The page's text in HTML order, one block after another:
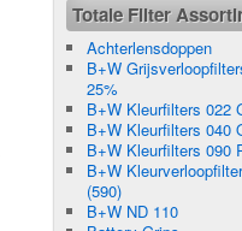
Totale Filter
Achterlensdoppen
B+W
25%
B+W Kleurfilters 022
B+W Kleurfilters 040
B+W Kleurfilters 090
B+W
(590)
B+W ND 110